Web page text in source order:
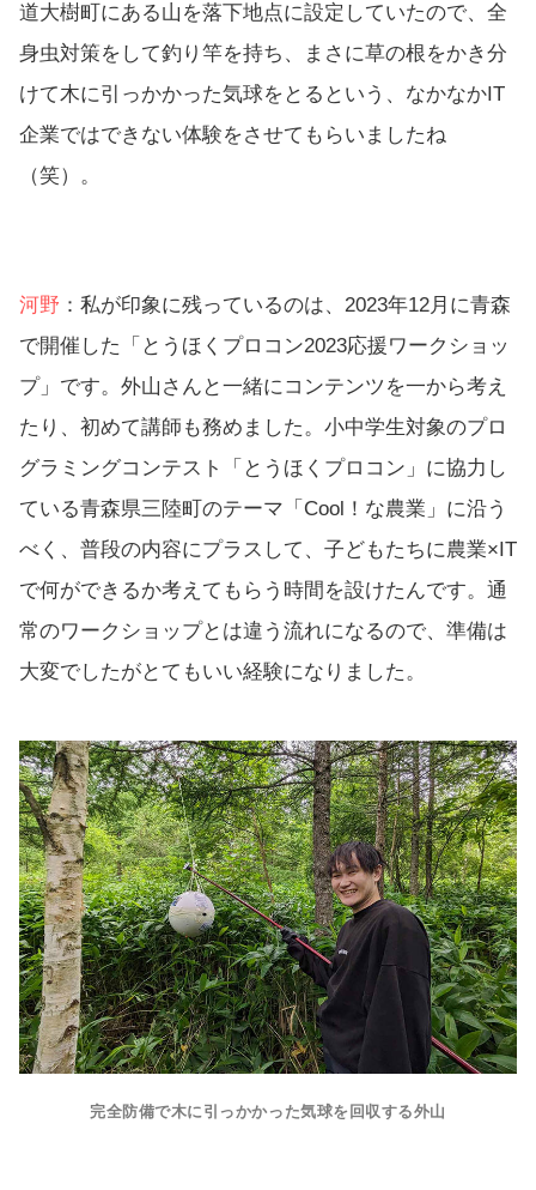
道大樹町にある山を落下地点に設定していたので、全
身虫対策をして釣り竿を持ち、まさに草の根をかき分
けて木に引っかかった気球をとるという、なかなかIT
企業ではできない体験をさせてもらいましたね
（笑）。
河野 ：私が印象に残っているのは、2023年12月に青森
で開催した「とうほくプロコン2023応援ワークショッ
プ」です。外山さんと一緒にコンテンツを一から考え
たり、初めて講師も務めました。小中学生対象のプロ
グラミングコンテスト
「とうほくプロコン」 に協力し
ている青森県三陸町のテーマ「Cool！な農業」に沿う
べく、普段の内容にプラスして、子どもたちに農業×IT
で何ができるか考えてもらう時間を設けたんです。通
常のワークショップとは違う流れになるので、準備は
大変でしたがとてもいい経験になりました。
完全防備で木に引っかかった気球を回収する外山